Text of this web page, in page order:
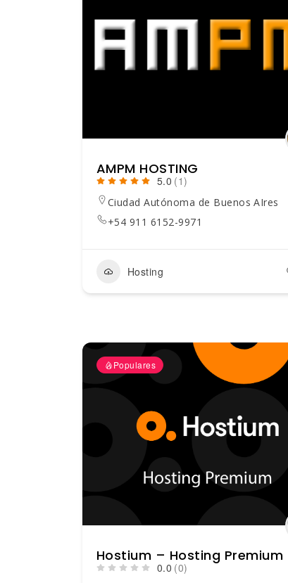
AMPM HOSTING
5.0 (1)
Ciudad Autónoma de Buenos AIres
+54 911 6152-9971
Hosting
Populares
Hostium – Hosting Premium
0.0 (0)